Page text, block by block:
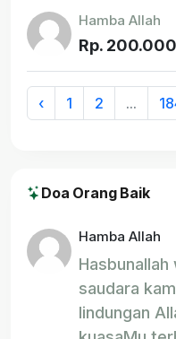
Hamba Allah
Rp.
‹ 1 2 ...
Doa Orang Baik
Hamba Allah
saudara
lindungan